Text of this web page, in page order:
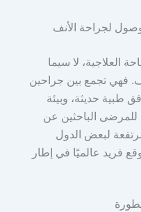
لجراحة الأنف
العلاجية، لا سيما
فهي تجمع بين جراحين
طبية حديثة، وبيئة
للمرضى الباحثين عن
لبعض الدول
فريد عالميًا في إطار